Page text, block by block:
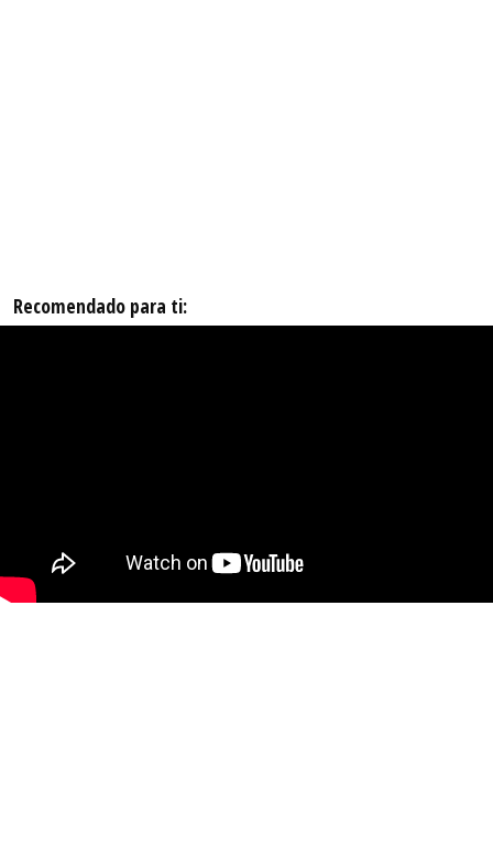
Recomendado para ti: